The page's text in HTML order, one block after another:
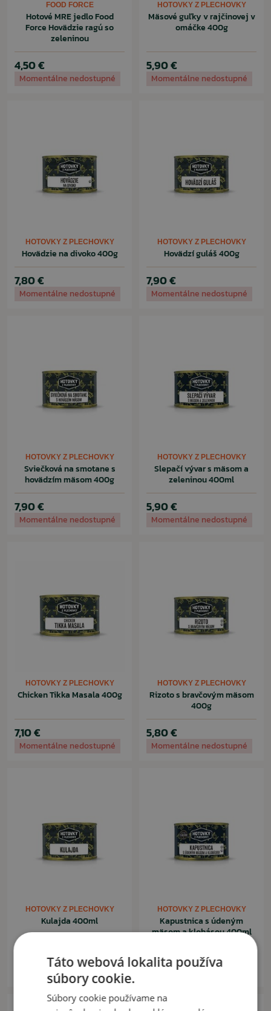
FOOD FORCE
Hotové MRE jedlo Food
Force Hovädzie ragú so
zeleninou
4,50 €
Momentálne nedostupné
HOTOVKY Z PLECHOVKY
Mäsové guľky v rajčinovej v
omáčke 400g
5,90 €
Momentálne nedostupné
HOTOVKY Z PLECHOVKY
Hovädzie na divoko 400g
7,80 €
Momentálne nedostupné
HOTOVKY Z PLECHOVKY
Hovädzí guláš 400g
7,90 €
Momentálne nedostupné
HOTOVKY Z PLECHOVKY
Sviečková na smotane s
hovädzím mäsom 400g
7,90 €
Momentálne nedostupné
HOTOVKY Z PLECHOVKY
Slepačí vývar s mäsom a
zeleninou 400ml
5,90 €
Momentálne nedostupné
HOTOVKY Z PLECHOVKY
Chicken Tikka Masala 400g
7,10 €
Momentálne nedostupné
HOTOVKY Z PLECHOVKY
Rizoto s bravčovým mäsom
400g
5,80 €
Momentálne nedostupné
HOTOVKY Z PLECHOVKY
Kulajda 400ml
Momentálne nedostupné
HOTOVKY Z PLECHOVKY
Kapustnica s údeným
mäsom a klobásou 400ml
5,70 €
Momentálne nedostupné
Táto webová lokalita používa
súbory cookie.
Súbory cookie používame na